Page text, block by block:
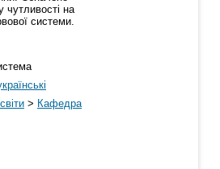
чутливості на
системи.
> Кафедра